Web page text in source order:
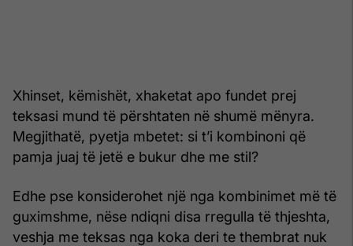
Xhinset, këmishët, xhaketat apo fundet prej
teksasi mund të përshtaten në shumë mënyra.
Megjithatë, pyetja mbetet: si t’i kombinoni që
pamja juaj të jetë e bukur dhe me stil?
Edhe pse konsiderohet një nga kombinimet më të
guximshme, nëse ndiqni disa rregulla të thjeshta,
veshja me teksas nga koka deri te thembrat nuk